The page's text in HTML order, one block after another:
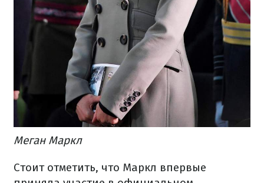
Меган Маркл
Стоит отметить, что Маркл впервые